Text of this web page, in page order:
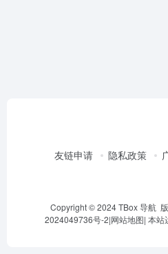
友链申请 隐私政策
Copyright © 2024 TBox 导航 版
2024049736号-2|网站地图| 本站